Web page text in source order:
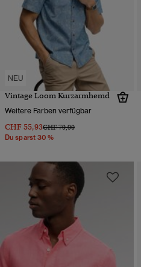
NEU
Vintage Loom Kurzarmhemd
Weitere Farben verfügbar
CHF 55,93Preis wurde reduziert von
CHF 79,90bis
Du sparst 30 %